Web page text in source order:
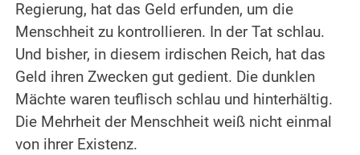
Regierung, hat das Geld erfunden, um die
Menschheit zu kontrollieren. In der Tat schlau.
Und bisher, in diesem irdischen Reich, hat das
Geld ihren Zwecken gut gedient. Die dunklen
Mächte waren teuflisch schlau und hinterhältig.
Die Mehrheit der Menschheit weiß nicht einmal
von ihrer Existenz.